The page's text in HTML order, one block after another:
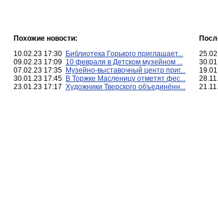
Похожие новости:
10.02.23 17:30 Библиотека Горького приглашает...
09.02.23 17:09 10 февраля в Детском музейном ...
07.02.23 17:35 Музейно-выставочный центр приг...
30.01.23 17:45 В Торжке Масленицу отметят фес...
23.01.23 17:17 Художники Тверского объединённ...